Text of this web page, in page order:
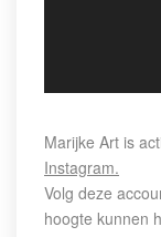
Marijke Art is
Instagram.
Volg deze
hoogte kunnen